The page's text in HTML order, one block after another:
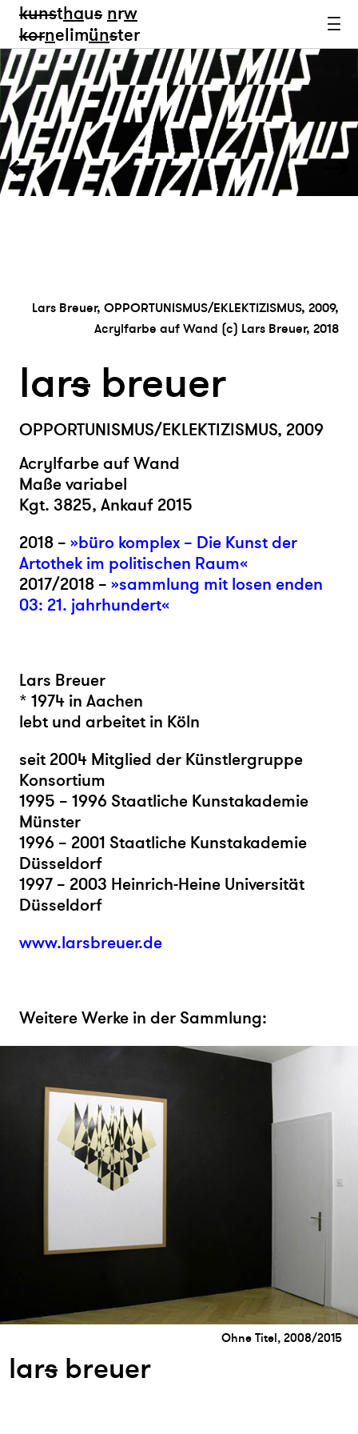
kunsthaus nrw
kornelimünster
Lars Breuer, OPPORTUNISMUS/EKLEKTIZISMUS, 2009,
Acrylfarbe auf Wand (c) Lars Breuer, 2018
lars breuer
OPPORTUNISMUS/EKLEKTIZISMUS, 2009
Acrylfarbe auf Wand
Maße variabel
Kgt. 3825, Ankauf 2015
2018 – »büro komplex – Die Kunst der
Artothek im politischen Raum«
2017/2018 – »sammlung mit losen enden
03: 21. jahrhundert«
Lars Breuer
* 1974 in Aachen
lebt und arbeitet in Köln
seit 2004 Mitglied der Künstlergruppe
Konsortium
1995 – 1996 Staatliche Kunstakademie
Münster
1996 – 2001 Staatliche Kunstakademie
Düsseldorf
1997 – 2003 Heinrich-Heine Universität
Düsseldorf
www.larsbreuer.de
Weitere Werke in der Sammlung:
Ohne Titel, 2008/2015
larsbreuer